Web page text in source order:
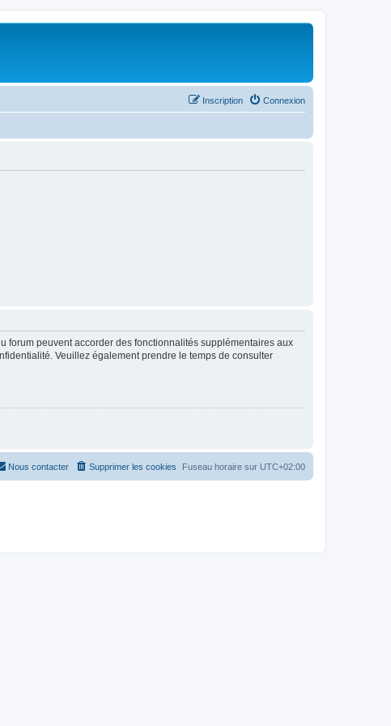
Connexion
Inscription
forum peuvent accorder des fonctionnalités supplémentaires aux
Veuillez également prendre le temps de consulter
Fuseau horaire sur UTC+02:00
Supprimer les cookies
Nous contacter